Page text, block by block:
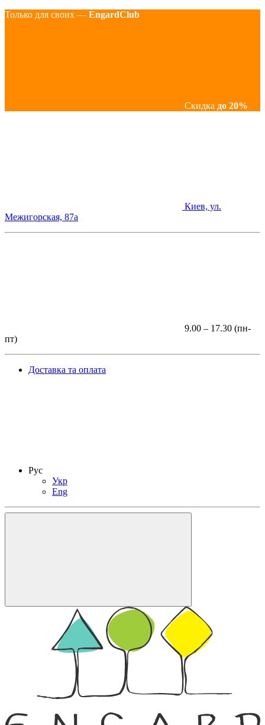
Только для своих — EngardClub
Скидка до 20%
Киев, ул.
Межигорская, 87а
9.00 – 17.30 (пн-
пт)
Доставка та оплата
Рус
Укр
Eng